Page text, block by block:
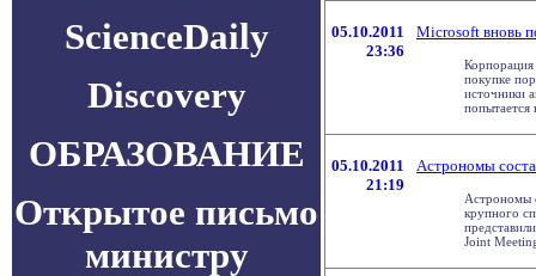
ScienceDaily
Discovery
ОБРАЗОВАНИЕ
Открытое письмо
министру
05.10.2011
23:36
Microsoft вновь
покупке
источники
попытается
05.10.2011
21:19
Астрономы
Астрономы
крупного
Joint